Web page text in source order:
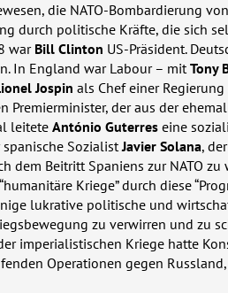
die NATO-Bombardierung
durch politische Kräfte, die sich
war Bill Clinton US-Präsident.
In England war Labour – mitTony
Jospin als Chef einer Regierung
Premierminister, der aus der
leitete António Guterres eine
spanische SozialistJavier Solana,
dem Beitritt Spaniens zurNATO zu
Kriege” durch diese
lukrative politische und
zu verwirren und zu
imperialistischen Kriege hatte
Operationen gegen